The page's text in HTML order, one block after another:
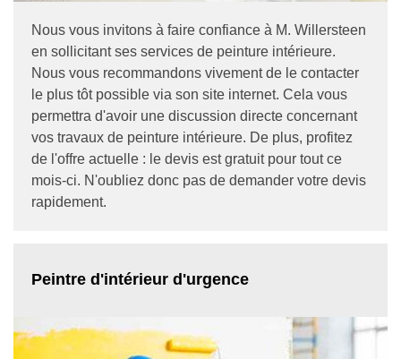
Nous vous invitons à faire confiance à M. Willersteen
en sollicitant ses services de peinture intérieure.
Nous vous recommandons vivement de le contacter
le plus tôt possible via son site internet. Cela vous
permettra d'avoir une discussion directe concernant
vos travaux de peinture intérieure. De plus, profitez
de l'offre actuelle : le devis est gratuit pour tout ce
mois-ci. N'oubliez donc pas de demander votre devis
rapidement.
Peintre d'intérieur d'urgence